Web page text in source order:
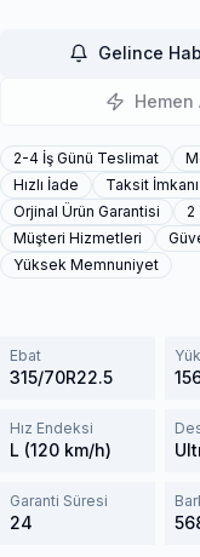
Gelince
Hemen
2-4 İş Günü Teslimat
Hızlı İade
Taksit İmkanı
Orjinal Ürün Garantisi
2
Müşteri Hizmetleri
Yüksek Memnuniyet
Ebat
315/70R22.5
Hız Endeksi
L (120 km/h)
Garanti Süresi
24